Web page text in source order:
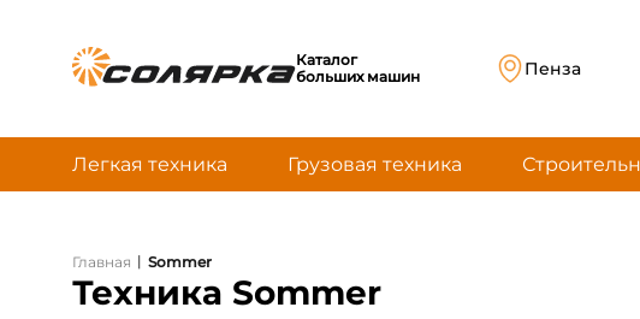
Каталог
больших машин
Пенза
Легкая техника Грузовая техника
Главная | Sommer
Техника Sommer